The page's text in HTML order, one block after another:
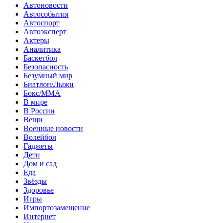
Автоновости
Автособытия
Автоспорт
Автоэксперт
Актеры
Аналитика
Баскетбол
Безопасность
Безумный мир
Биатлон/Лыжи
Бокс/MMA
В мире
В России
Вещи
Военные новости
Волейбол
Гаджеты
Дети
Дом и сад
Еда
Звёзды
Здоровье
Игры
Импортозамещение
Интернет